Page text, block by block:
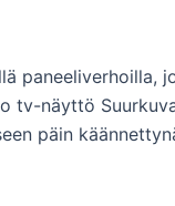
paneeliverhoilla,
tv-näyttö
päin